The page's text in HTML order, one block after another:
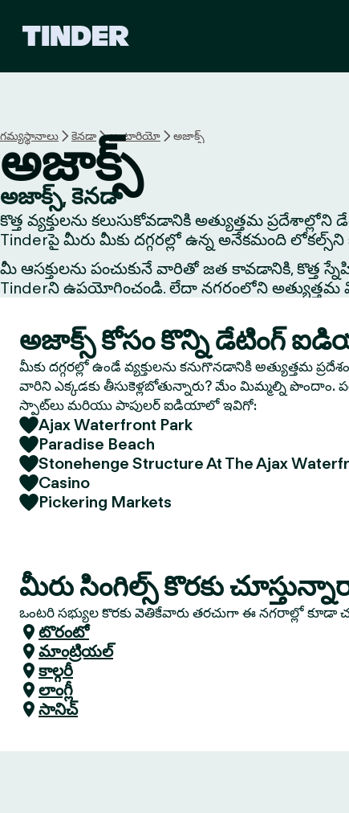
హో
గమ్యస్థానాలు కెనడా అంటారియో అజాక్స్
అజాక్స్
అజాక్స్, కెనడా
కొత్త వ్యక్తులను కలుసుకోవడానికి అత్యుత్తమ
Tinderపై మీరు మీకు దగ్గరల్లో ఉన్న అనేకమంది లోకల్స్‌ని
మీ ఆసక్తులను పంచుకునే వారితో జత కావడానికి, కొత్త
Tinderని ఉపయోగించండి. లేదా నగరంలోని అత్యుత్తమ
అజాక్స్ కోసం కొన్ని డేటింగ్
మీకు దగ్గరల్లో ఉండే వ్యక్తులను కనుగొనడానికి అత్యుత్తమ
వారిని ఎక్కడకు తీసుకెళ్లబోతున్నారు? మేం మిమ్మల్ని పొందాం.
స్పాట్‌లు మరియు పాపులర్ ఐడియాలో ఇవిగో:
Ajax Waterfront Park
Paradise Beach
Stonehenge Structure At The Ajax
Casino
Pickering Markets
మీరు సింగిల్స్ కొరకు
ఒంటరి సభ్యుల కొరకు వెతికేవారు తరచుగా ఈ నగరాల్లో కూడా
టొరంటో
మాంట్రియల్
కాల్గరీ
లాంగ్లీ
సానిచ్